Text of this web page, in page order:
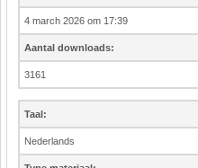
4 march 2026 om 17:39
Aantal downloads:
3161
Taal:
Nederlands